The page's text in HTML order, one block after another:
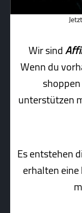
Wir sind
Wenn du
unterstützen
Es entstehen
erhalten